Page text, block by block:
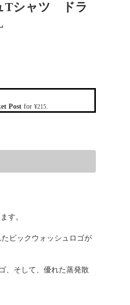
Tシャツ ドラ
Postfor ¥215.
す。
ビックウォッシュロゴが
、そして、優れた蒸発散